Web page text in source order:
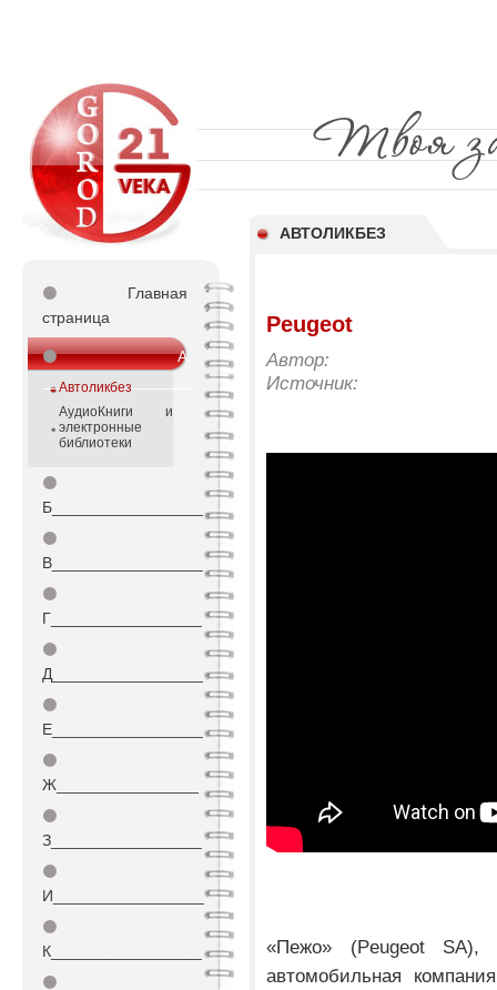
АВТОЛИКБЕЗ
⚫
Главная
страница
⚫А
_________________
Автоликбез
АудиоКниги и
электронные
библиотеки
⚫
Б_________________
⚫
В_________________
⚫
Г_________________
⚫
Д_________________
⚫
Е_________________
⚫
Ж________________
⚫
З_________________
⚫
И_________________
⚫
К_________________
⚫
Peugeot
Автор:
Источник:
«Пежо» (Peugeot SA),
автомобильная